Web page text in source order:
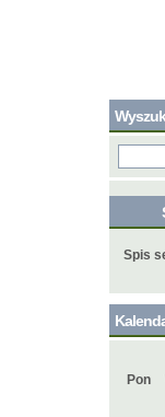
Spis
Pon